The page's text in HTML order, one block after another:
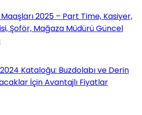
2025 – Part Time, Kasiyer,
Şoför, Mağaza Müdürü Güncel
2024 Kataloğu: Buzdolabı ve Derin
İçin Avantajlı Fiyatlar